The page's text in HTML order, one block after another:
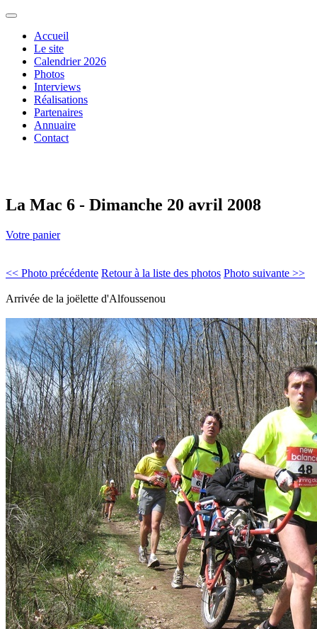
Accueil
Le site
Calendrier 2026
Photos
Interviews
Réalisations
Partenaires
Annuaire
Contact
La Mac 6 - Dimanche 20 avril 2008
Votre panier
<< Photo précédente Retour à la liste des photos Photo suivante >>
Arrivée de la joëlette d'Alfoussenou